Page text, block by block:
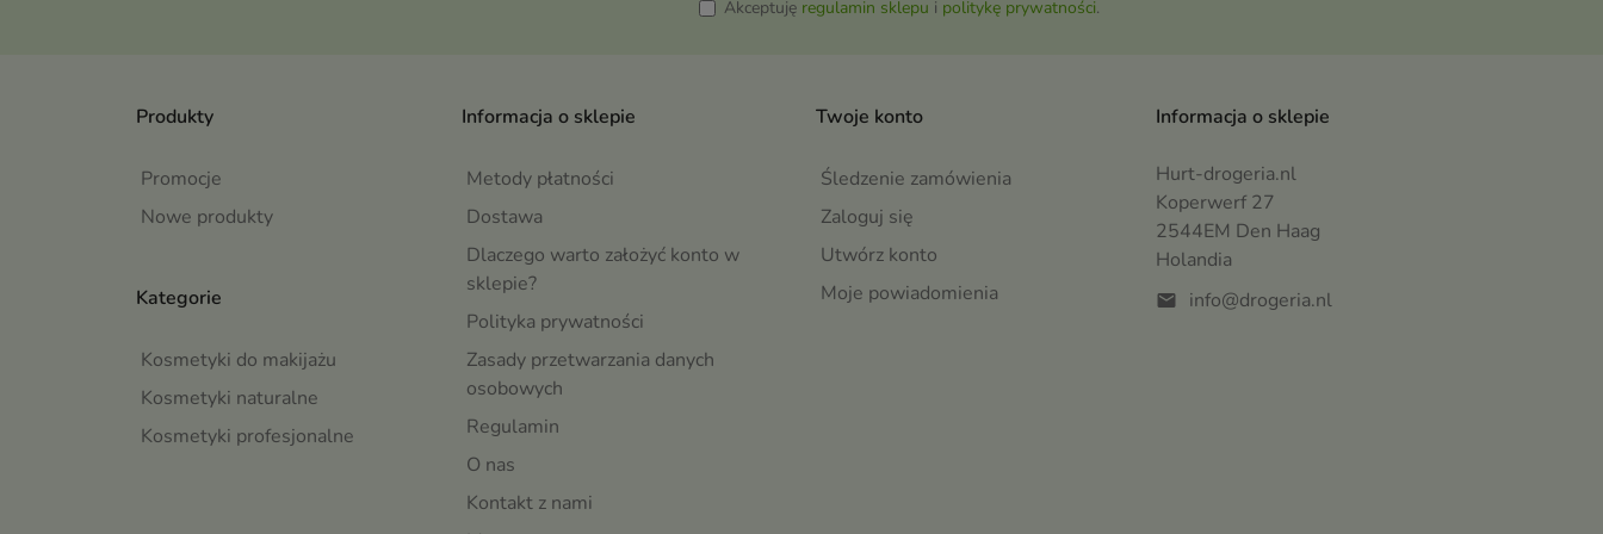
Akceptuję regulamin sklepu i politykę prywatności.
Produkty
Promocje
Nowe produkty
Informacja o sklepie
Metody płatności
Dostawa
Dlaczego warto założyć konto w
sklepie?
Polityka prywatności
Zasady przetwarzania danych
osobowych
Regulamin
O nas
Kontakt z nami
Kategorie
Kosmetyki do makijażu
Kosmetyki naturalne
Kosmetyki profesjonalne
Twoje konto
Śledzenie zamówienia
Zaloguj się
Utwórz konto
Moje powiadomienia
Informacja o sklepie
Hurt-drogeria.nl
Koperwerf 27
2544EM Den Haag
Holandia
mail info@drogeria.nl